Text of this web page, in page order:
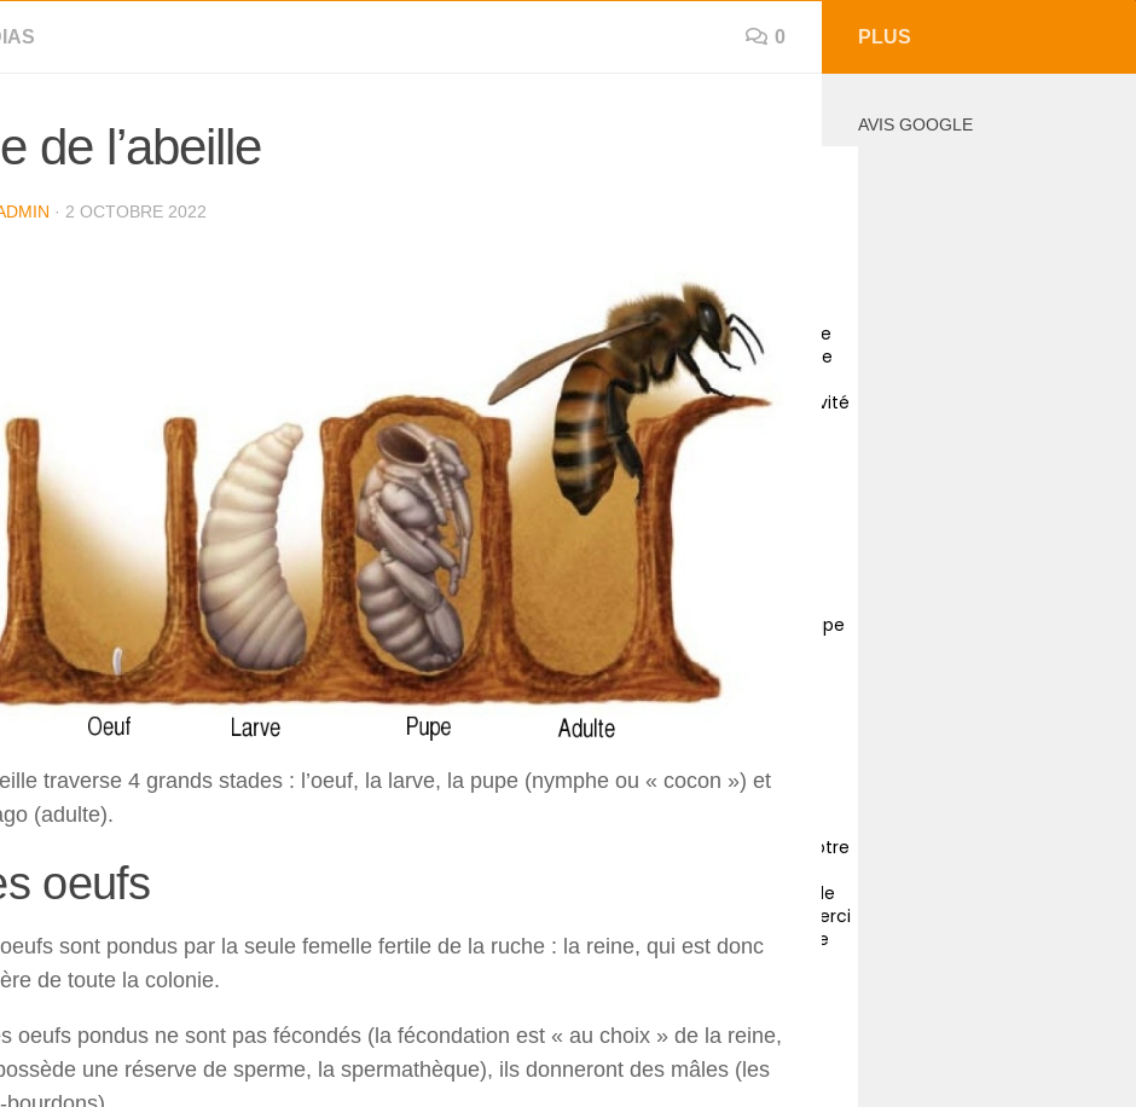
0
de l’abeille
· 2 OCTOBRE 2022
traverse 4 grands stades : l’oeuf, la larve, la pupe (nymphe ou « cocon ») et
(adulte).
oeufs
sont pondus par la seule femelle fertile de la ruche : la reine, qui est donc
de toute la colonie.
oeufs pondus ne sont pas fécondés (la fécondation est « au choix » de la reine,
une réserve de sperme, la spermathèque), ils donneront des mâles (les
PLUS
AVIS GOOGLE
Intervention rapide de
l’Addav, pour un nid de
guêpes sous un toit.
Merci pour votre réactivité
et gentillesse.
martine laloi
il y a 3 ans
Belle association !! Équipe
super sympas.
Nicole BICHAREL
il y a 3 ans
pour votre gentillesse
Caroline Laloi
il y a 4 ans